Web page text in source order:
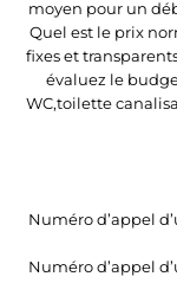
moyen pour un
Quel est le prix
fixes et
évaluez le
WC,toilette
Numéro d’appel
Numéro d’appel